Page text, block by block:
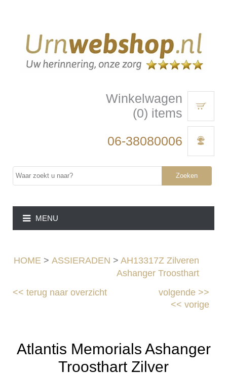
Winkelwagen
(0) items
06-38080006
Zoeken
MENU
HOME > ASSIERADEN > AH13317Z Zilveren
Ashanger Troosthart
<<terug naar overzicht volgende>>
<< vorige
Atlantis Memorials Ashanger
Troosthart Zilver